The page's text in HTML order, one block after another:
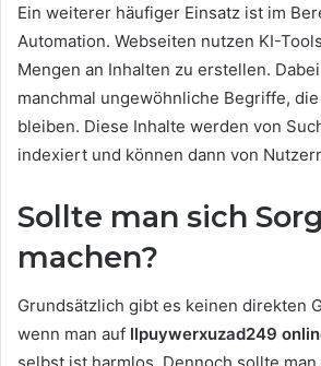
Ein weiterer häufiger Einsatz ist im
Automation. Webseiten nutzen KI-
Mengen an Inhalten zu erstellen.
manchmal ungewöhnliche Begriffe,
bleiben. Diese Inhalte werden von
indexiert und können dann von
Sollte man sich
machen?
Grundsätzlich gibt es keinen direkten
wenn man auf llpuywerxuzad249